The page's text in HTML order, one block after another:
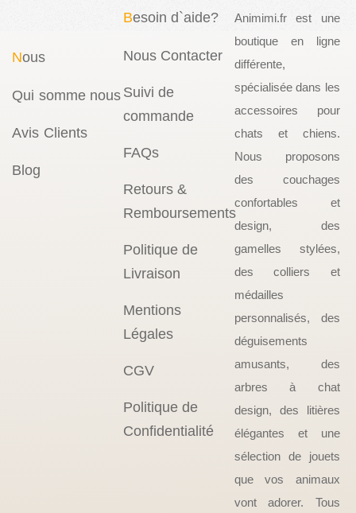
Nous
Qui somme nous
Avis Clients
Blog
Besoin d`aide?
Nous Contacter
Suivi de
commande
FAQs
Retours &
Remboursements
Politique de
Livraison
Mentions
Légales
CGV
Politique de
Confidentialité
Animimi.fr est une
boutique en ligne
différente,
spécialisée dans les
accessoires pour
chats et chiens.
Nous proposons
des couchages
confortables et
design, des
gamelles stylées,
des colliers et
médailles
personnalisés, des
déguisements
amusants, des
arbres à chat
design, des litières
élégantes et une
sélection de jouets
que vos animaux
vont adorer. Tous